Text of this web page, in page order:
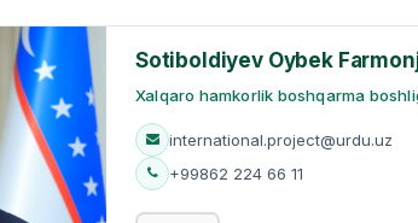
Sotiboldiyev Oybek
Xalqaro hamkorlik boshqarma
international.project@urdu.uz
+99862 224 66 11